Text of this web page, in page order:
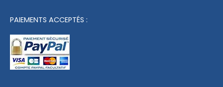
PAIEMENTS ACCEPTÉS :